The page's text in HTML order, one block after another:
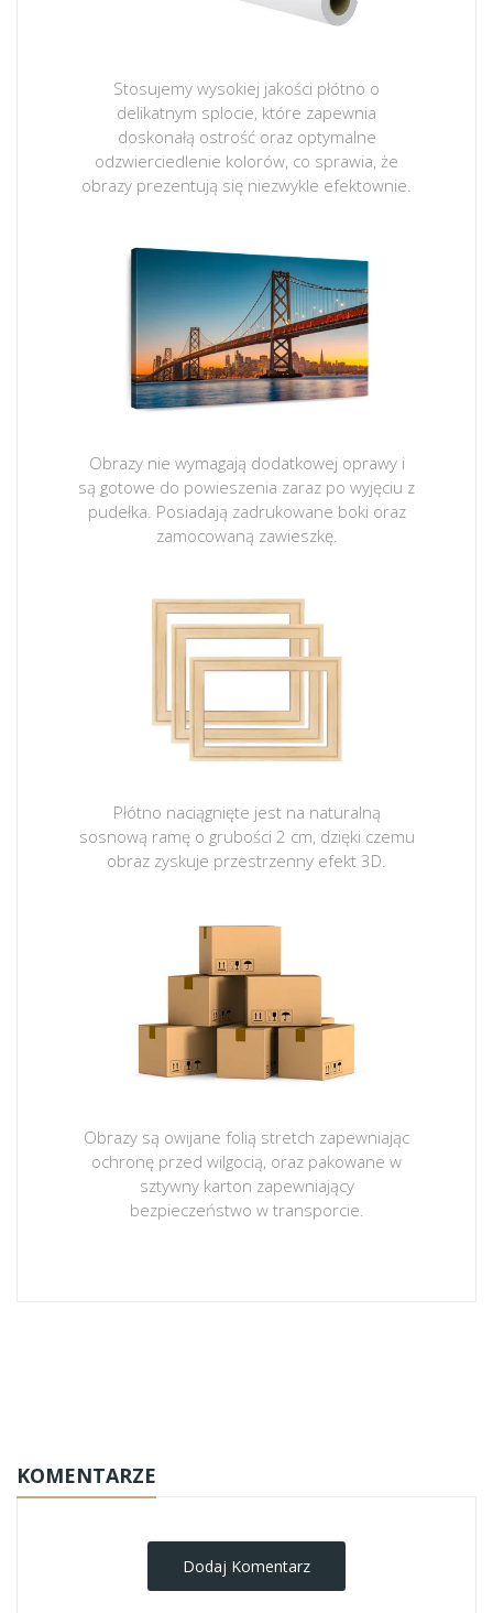
Stosujemy wysokiej jakości płótno o
delikatnym splocie, które zapewnia
doskonałą ostrość oraz optymalne
odzwierciedlenie kolorów, co sprawia, że
obrazy prezentują się niezwykle efektownie.
Obrazy nie wymagają dodatkowej oprawy i
są gotowe do powieszenia zaraz po wyjęciu z
pudełka. Posiadają zadrukowane boki oraz
zamocowaną zawieszkę.
Płótno naciągnięte jest na naturalną
sosnową ramę o grubości 2 cm, dzięki czemu
obraz zyskuje przestrzenny efekt 3D.
Obrazy są owijane folią stretch zapewniając
ochronę przed wilgocią, oraz pakowane w
sztywny karton zapewniający
bezpieczeństwo w transporcie.
KOMENTARZE
Dodaj Komentarz